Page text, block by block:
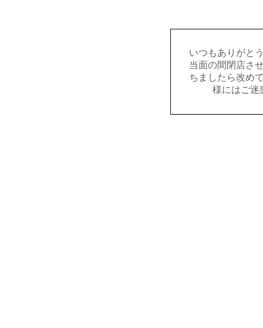
いつもありがと
当面の間閉店さ
ちましたら改め
様にはご迷